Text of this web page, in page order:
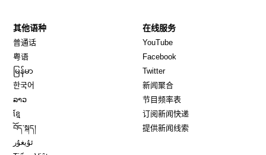
其他语种
普通话
粤语
မြန်မာ
한국어
ລາວ
ខ្មែ
བོད་སྐད།
ئۇيغۇر
在线服务
YouTube
Facebook
TwitterOpens in new window
新闻聚合
节目频率表
订阅新闻快递
提供新闻线索